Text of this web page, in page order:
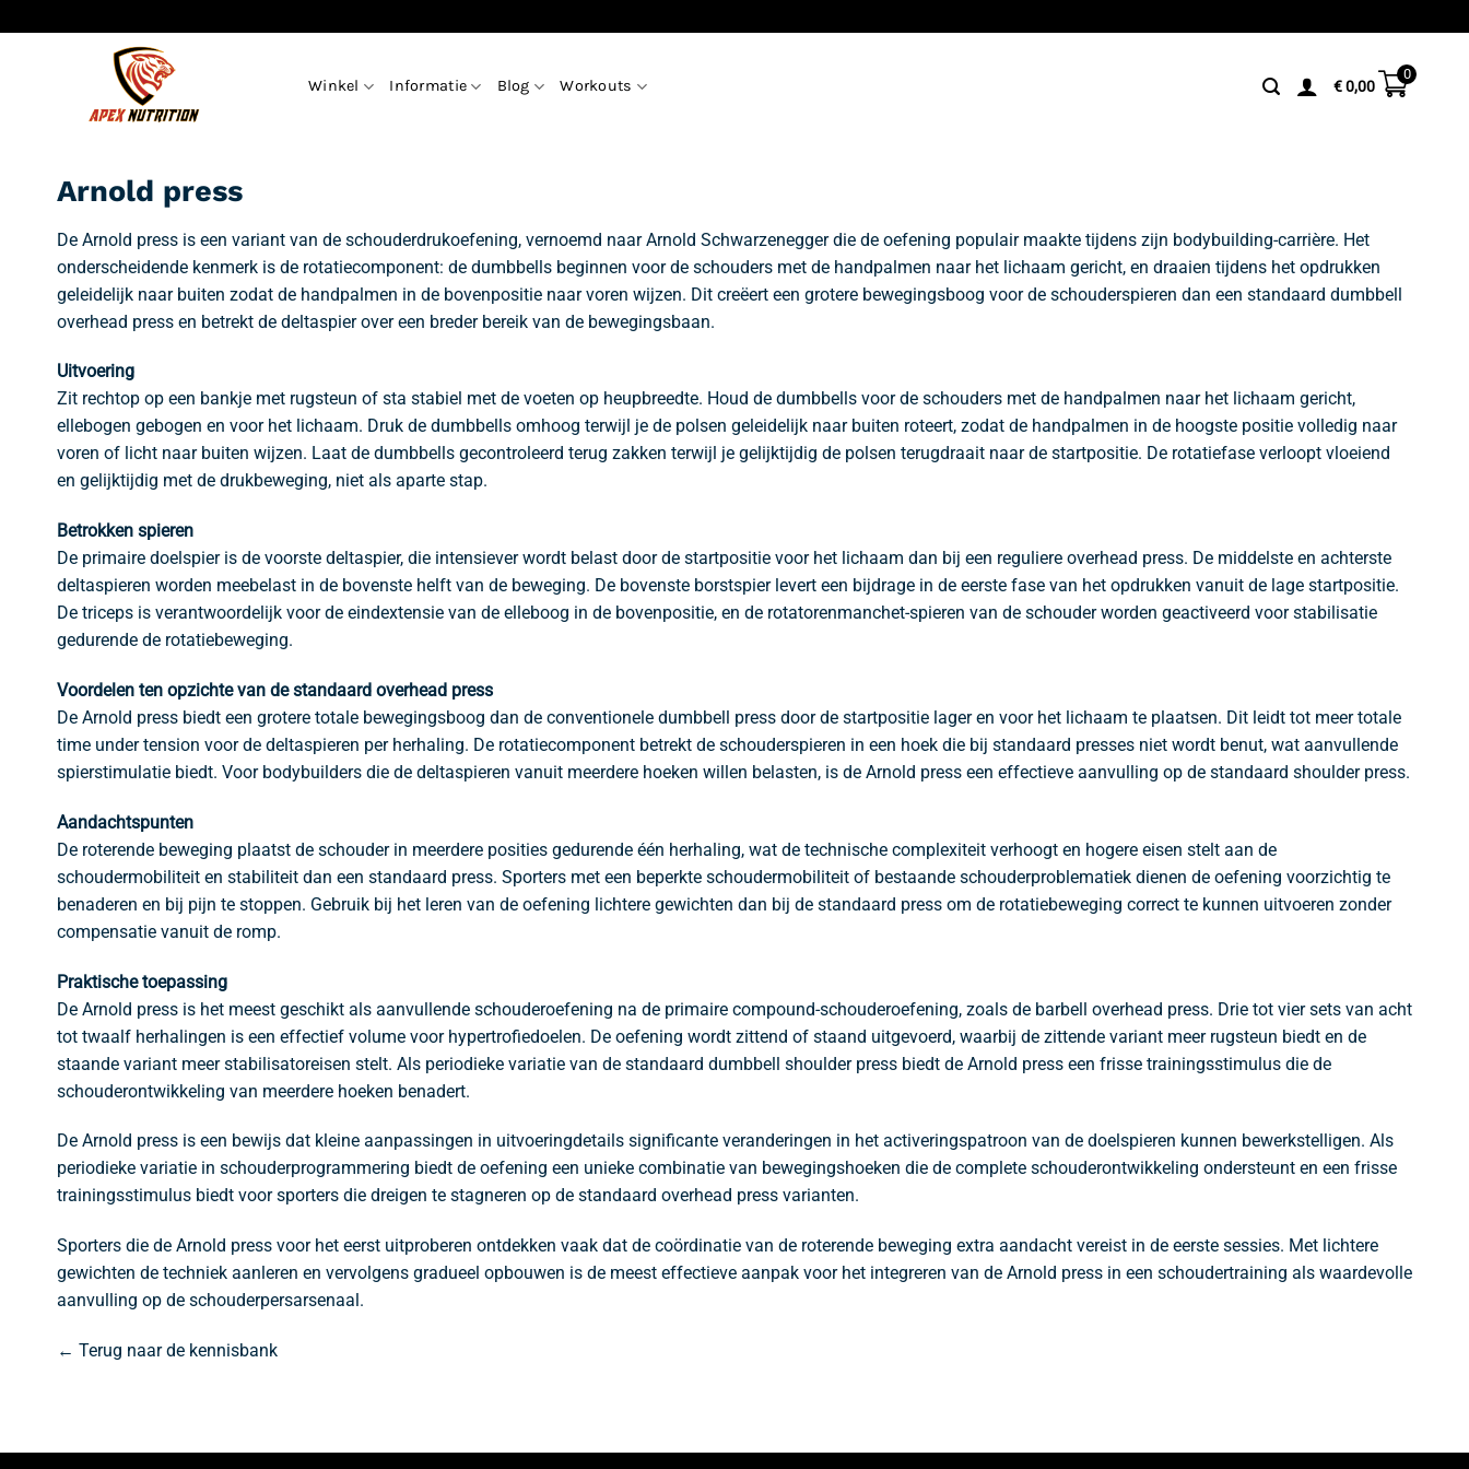
naar
Winkel Informatie Blog Workouts €0,00
0
Arnold press
De Arnold press is een variant van de schouderdrukoefening, vernoemd naar Arnold Schwarzenegger die de oefening populair maakte tijdens zijn bodybuilding-carrière. Het
onderscheidende kenmerk is de rotatiecomponent: de dumbbells beginnen voor de schouders met de handpalmen naar het lichaam gericht, en draaien tijdens het opdrukken
geleidelijk naar buiten zodat de handpalmen in de bovenpositie naar voren wijzen. Dit creëert een grotere bewegingsboog voor de schouderspieren dan een standaard dumbbell
overhead press en betrekt de deltaspier over een breder bereik van de bewegingsbaan.
Uitvoering
Zit rechtop op een bankje met rugsteun of sta stabiel met de voeten op heupbreedte. Houd de dumbbells voor de schouders met de handpalmen naar het lichaam gericht,
ellebogen gebogen en voor het lichaam. Druk de dumbbells omhoog terwijl je de polsen geleidelijk naar buiten roteert, zodat de handpalmen in de hoogste positie volledig naar
voren of licht naar buiten wijzen. Laat de dumbbells gecontroleerd terug zakken terwijl je gelijktijdig de polsen terugdraait naar de startpositie. De rotatiefase verloopt vloeiend
en gelijktijdig met de drukbeweging, niet als aparte stap.
Betrokken spieren
De primaire doelspier is de voorste deltaspier, die intensiever wordt belast door de startpositie voor het lichaam dan bij een reguliere overhead press. De middelste en achterste
deltaspieren worden meebelast in de bovenste helft van de beweging. De bovenste borstspier levert een bijdrage in de eerste fase van het opdrukken vanuit de lage startpositie.
De triceps is verantwoordelijk voor de eindextensie van de elleboog in de bovenpositie, en de rotatorenmanchet-spieren van de schouder worden geactiveerd voor stabilisatie
gedurende de rotatiebeweging.
Voordelen ten opzichte van de standaard overhead press
De Arnold press biedt een grotere totale bewegingsboog dan de conventionele dumbbell press door de startpositie lager en voor het lichaam te plaatsen. Dit leidt tot meer totale
time under tension voor de deltaspieren per herhaling. De rotatiecomponent betrekt de schouderspieren in een hoek die bij standaard presses niet wordt benut, wat aanvullende
spierstimulatie biedt. Voor bodybuilders die de deltaspieren vanuit meerdere hoeken willen belasten, is de Arnold press een effectieve aanvulling op de standaard shoulder press.
Aandachtspunten
De roterende beweging plaatst de schouder in meerdere posities gedurende één herhaling, wat de technische complexiteit verhoogt en hogere eisen stelt aan de
schoudermobiliteit en stabiliteit dan een standaard press. Sporters met een beperkte schoudermobiliteit of bestaande schouderproblematiek dienen de oefening voorzichtig te
benaderen en bij pijn te stoppen. Gebruik bij het leren van de oefening lichtere gewichten dan bij de standaard press om de rotatiebeweging correct te kunnen uitvoeren zonder
compensatie vanuit de romp.
Praktische toepassing
De Arnold press is het meest geschikt als aanvullende schouderoefening na de primaire compound-schouderoefening, zoals de barbell overhead press. Drie tot vier sets van acht
tot twaalf herhalingen is een effectief volume voor hypertrofiedoelen. De oefening wordt zittend of staand uitgevoerd, waarbij de zittende variant meer rugsteun biedt en de
staande variant meer stabilisatoreisen stelt. Als periodieke variatie van de standaard dumbbell shoulder press biedt de Arnold press een frisse trainingsstimulus die de
schouderontwikkeling van meerdere hoeken benadert.
De Arnold press is een bewijs dat kleine aanpassingen in uitvoeringdetails significante veranderingen in het activeringspatroon van de doelspieren kunnen bewerkstelligen. Als
periodieke variatie in schouderprogrammering biedt de oefening een unieke combinatie van bewegingshoeken die de complete schouderontwikkeling ondersteunt en een frisse
trainingsstimulus biedt voor sporters die dreigen te stagneren op de standaard overhead press varianten.
Sporters die de Arnold press voor het eerst uitproberen ontdekken vaak dat de coördinatie van de roterende beweging extra aandacht vereist in de eerste sessies. Met lichtere
gewichten de techniek aanleren en vervolgens gradueel opbouwen is de meest effectieve aanpak voor het integreren van de Arnold press in een schoudertraining als waardevolle
aanvulling op de schouderpersarsenaal.
← Terug naar de kennisbank